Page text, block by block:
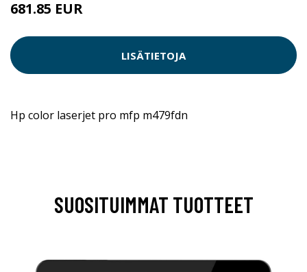
681.85 EUR
LISÄTIETOJA
Hp color laserjet pro mfp m479fdn
SUOSITUIMMAT TUOTTEET